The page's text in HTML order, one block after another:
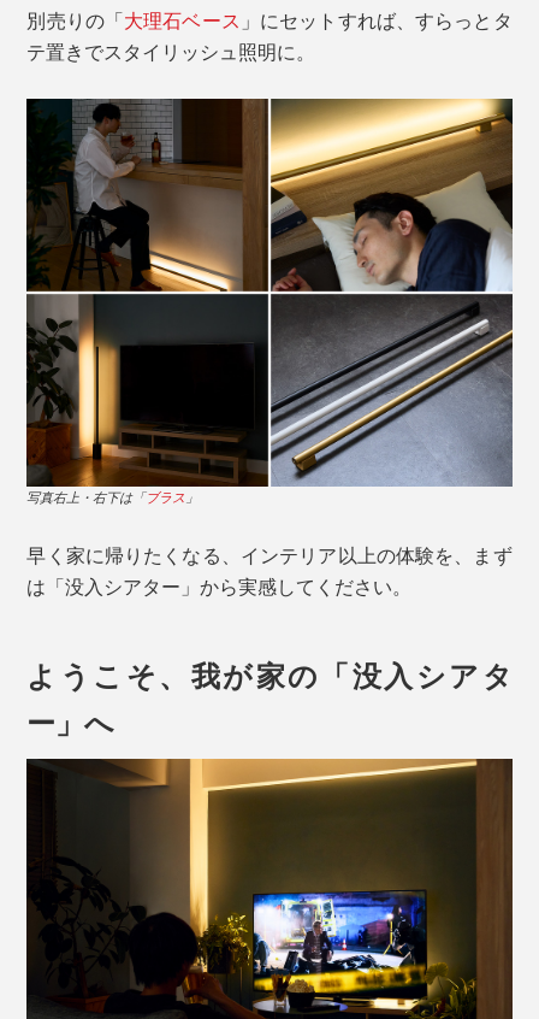
別売りの「大理石ベース 」にセットすれば、すらっとタ
テ置きでスタイリッシュ照明に。
写真右上・右下は「ブラス 」
早く家に帰りたくなる、インテリア以上の体験を、まず
は「没入シアター」から実感してください。
ようこそ、我が家の「没入シアタ
ー」へ